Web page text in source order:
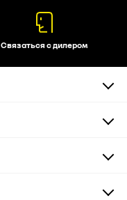
Связаться с дилером